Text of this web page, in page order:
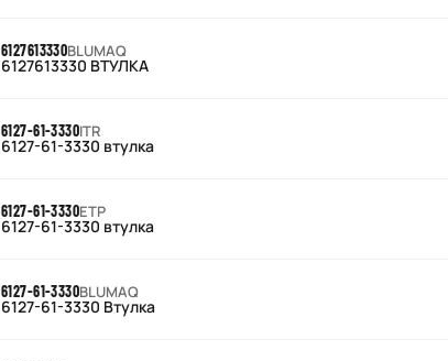
6127613330BLUMAQ
6127613330 ВТУЛКА
6127-61-3330ITR
6127-61-3330 втулка
6127-61-3330ETP
6127-61-3330 втулка
6127-61-3330BLUMAQ
6127-61-3330 Втулка